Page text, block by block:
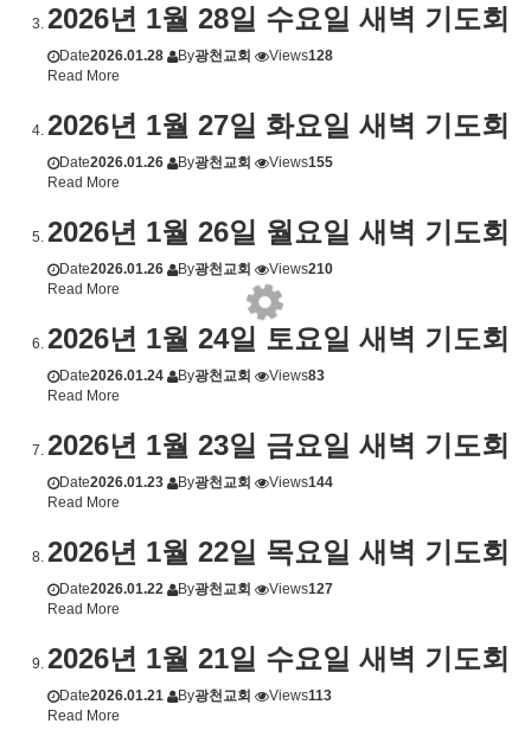
2026년 1월 28일 수요일 새벽 기도회
Date2026.01.28 By광천교회 Views128
Read More
2026년 1월 27일 화요일 새벽 기도회
Date2026.01.26 By광천교회 Views155
Read More
2026년 1월 26일 월요일 새벽 기도회
Date2026.01.26 By광천교회 Views210
Read More
2026년 1월 24일 토요일 새벽 기도회
Date2026.01.24 By광천교회 Views83
Read More
2026년 1월 23일 금요일 새벽 기도회
Date2026.01.23 By광천교회 Views144
Read More
2026년 1월 22일 목요일 새벽 기도회
Date2026.01.22 By광천교회 Views127
Read More
2026년 1월 21일 수요일 새벽 기도회
Date2026.01.21 By광천교회 Views113
Read More